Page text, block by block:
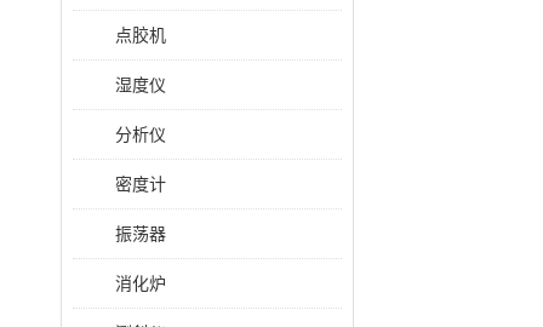
点胶机
湿度仪
分析仪
密度计
振荡器
消化炉